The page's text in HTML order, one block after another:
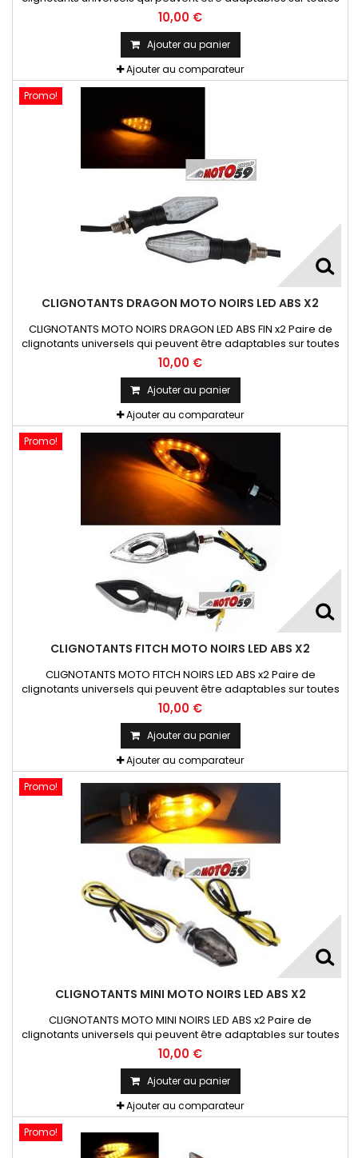
motos ou scooters
10,00 €
Ajouter au panier
Ajouter au comparateur
Promo!
CLIGNOTANTS DRAGON MOTO NOIRS LED ABS X2
CLIGNOTANTS MOTO NOIRS DRAGON LED ABS FIN x2 Paire de
clignotants universels qui peuvent être adaptables sur toutes
motos ou scooters
10,00 €
Ajouter au panier
Ajouter au comparateur
Promo!
CLIGNOTANTS FITCH MOTO NOIRS LED ABS X2
CLIGNOTANTS MOTO FITCH NOIRS LED ABS x2 Paire de
clignotants universels qui peuvent être adaptables sur toutes
motos ou scooters
10,00 €
Ajouter au panier
Ajouter au comparateur
Promo!
CLIGNOTANTS MINI MOTO NOIRS LED ABS X2
CLIGNOTANTS MOTO MINI NOIRS LED ABS x2 Paire de
clignotants universels qui peuvent être adaptables sur toutes
motos ou scooters
10,00 €
Ajouter au panier
Ajouter au comparateur
Promo!